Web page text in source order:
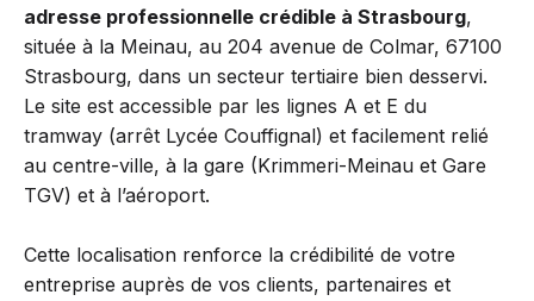
adresse professionnelle crédible à Strasbourg,
située à la Meinau, au 204 avenue de Colmar, 67100
Strasbourg, dans un secteur tertiaire bien desservi.
Le site est accessible par les lignes A et E du
tramway (arrêt Lycée Couffignal) et facilement relié
au centre-ville, à la gare (Krimmeri-Meinau et Gare
TGV) et à l’aéroport.
Cette localisation renforce la crédibilité de votre
entreprise auprès de vos clients, partenaires et